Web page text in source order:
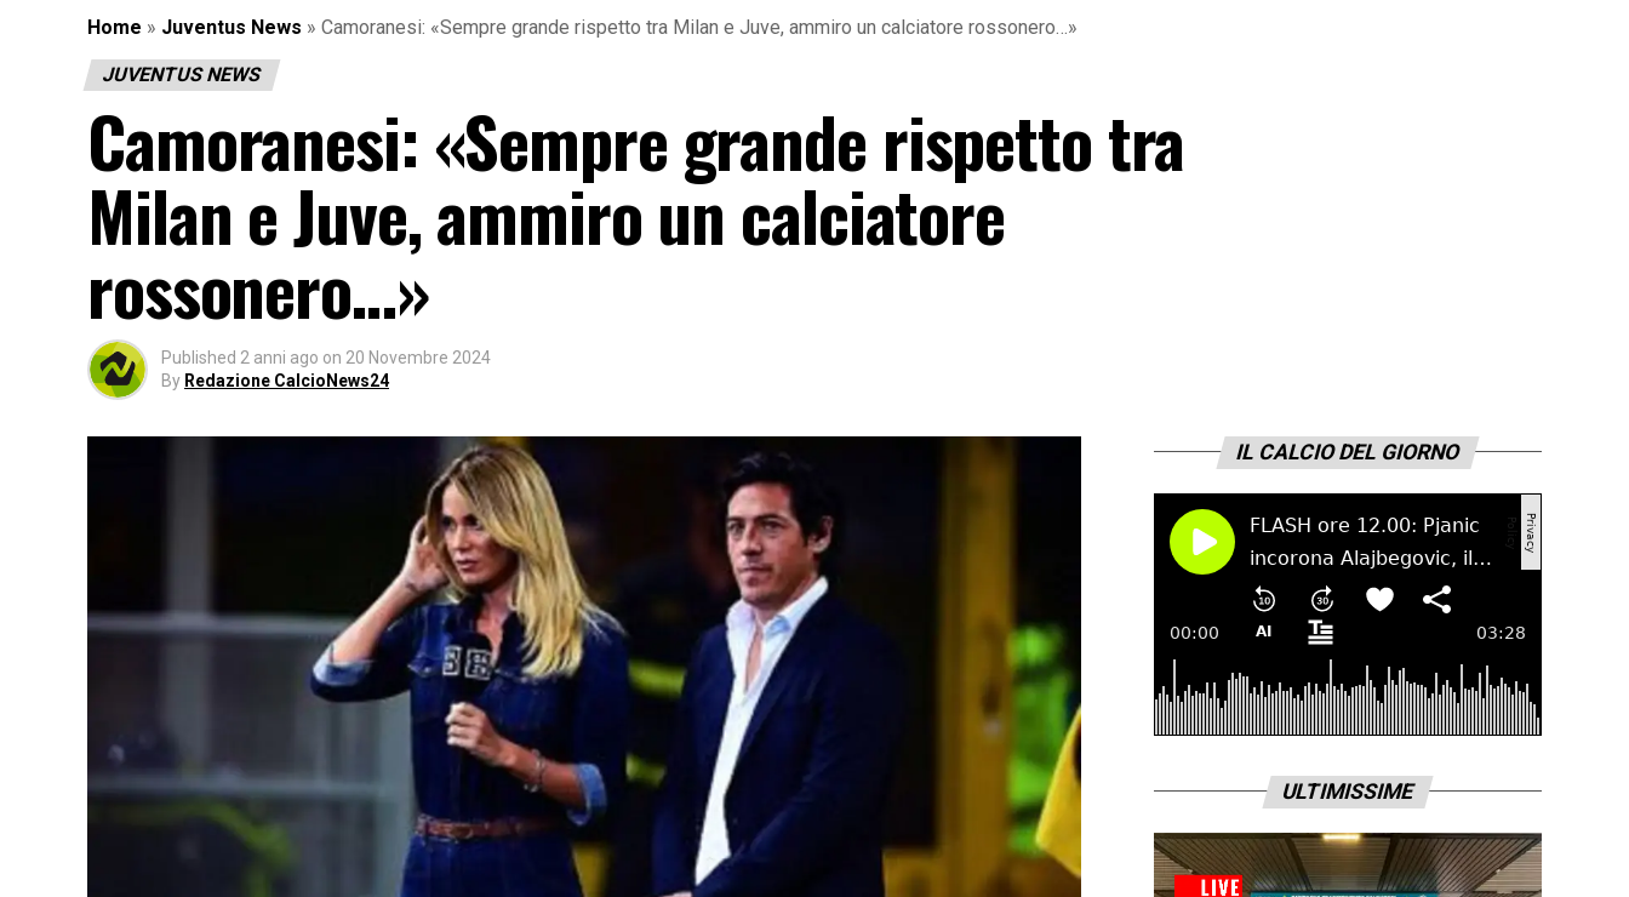
Home » Juventus News » Camoranesi: «Sempre grande rispetto tra Milan e Juve, ammiro un calciatore rossonero…»
JUVENTUS NEWS
Camoranesi: «Sempre grande rispetto tra
Milan e Juve, ammiro un calciatore
rossonero…»
Published 2 anni ago on 20 Novembre 2024
By Redazione CalcioNews24
IL CALCIO DEL GIORNO
ULTIMISSIME